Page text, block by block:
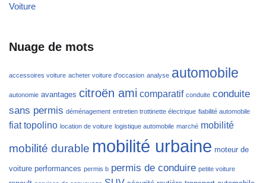
Voiture
Nuage de mots
accessoires voiture acheter voiture d'occasion analyse automobile
autonomie avantages citroën ami comparatif conduite conduite
sans permis déménagement entretien trottinette électrique fiabilité automobile
fiat topolino location de voiture logistique automobile marché mobilité
mobilité durable mobilité urbaine moteur de
voiture performances permis b permis de conduire petite voiture